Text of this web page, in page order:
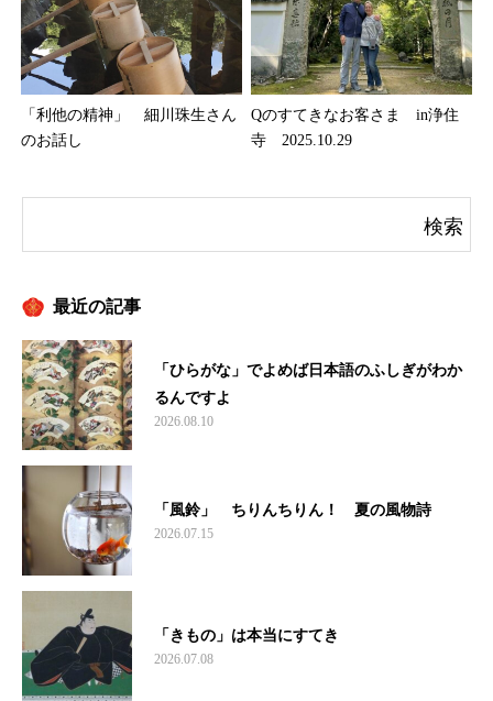
「利他の精神」 細川珠生さん
のお話し
Qのすてきなお客さま in浄住
寺 2025.10.29
最近の記事
「ひらがな」でよめば日本語のふしぎがわか
るんですよ
2026.08.10
「風鈴」 ちりんちりん！ 夏の風物詩
2026.07.15
「きもの」は本当にすてき
2026.07.08